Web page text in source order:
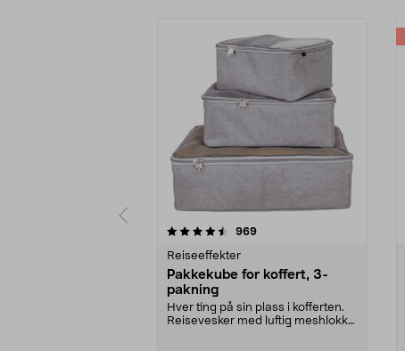
969anmeldelser
Reiseeffekter
Pakkekube for koffert, 3-
pakning
Hver ting på sin plass i kofferten.
Reisevesker med luftig meshlokk
4.5 av 5 stjerner